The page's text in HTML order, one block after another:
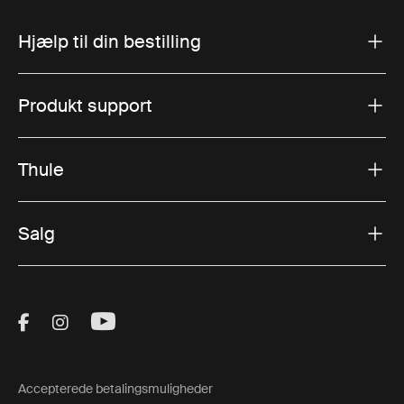
Hjælp til din bestilling
Produkt support
Thule
Salg
Visit Thule on Facebook (external link)
Visit Thule on Instagram (external link)
Visit Thule on Youtube (external
Accepterede betalingsmuligheder